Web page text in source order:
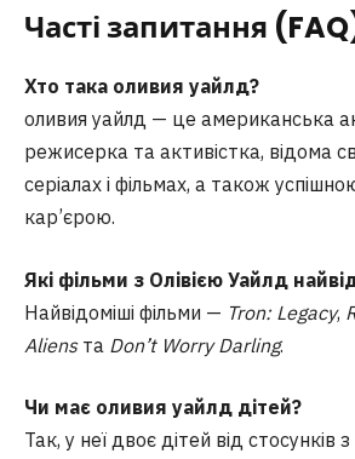
Часті запитання
Хто така оливия уайлд?
оливия уайлд — це американська
режисерка та активістка, відома
серіалах і фільмах, а також
кар’єрою.
Які фільми з Олівією Уайлд
Найвідоміші фільми — Tron: Legacy,
Aliensта Don’t Worry Darling.
Чи має оливия уайлд дітей?
Так, у неї двоє дітей від стосунків